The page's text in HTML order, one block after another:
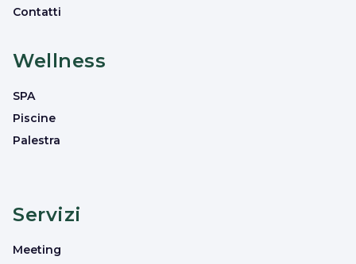
Contatti
Wellness
SPA
Piscine
Palestra
Servizi
Meeting